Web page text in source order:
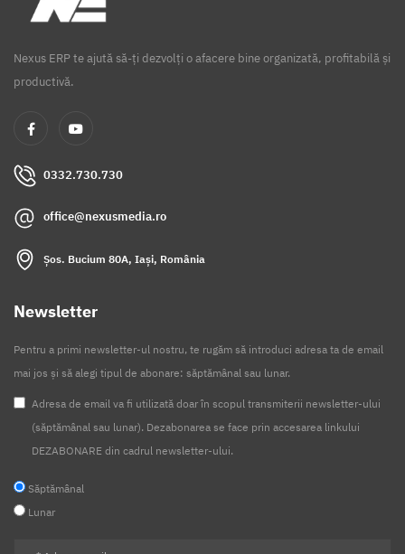
Nexus ERP te ajută să-ți dezvolți o afacere bine organizată, profitabilă și
productivă.
0332.730.730
office@nexusmedia.ro
Șos. Bucium 80A, Iași, România
Newsletter
Pentru a primi newsletter-ul nostru, te rugăm să introduci adresa ta de email
mai jos și să alegi tipul de abonare: săptămânal sau lunar.
Adresa de email va fi utilizată doar în scopul transmiterii newsletter-ului
(săptămânal sau lunar). Dezabonarea se face prin accesarea linkului
DEZABONARE din cadrul newsletter-ului.
Săptămânal
Lunar